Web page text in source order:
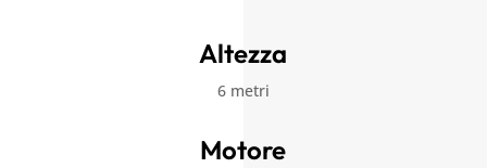
Altezza
6 metri
Motore